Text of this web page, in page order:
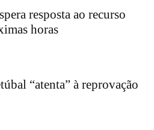
resposta ao recurso
horas
“atenta” à reprovação